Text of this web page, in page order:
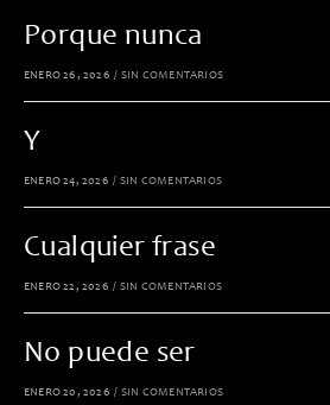
Porque nunca
ENERO 26, 2026 / SIN COMENTARIOS
Y
ENERO 24, 2026 / SIN COMENTARIOS
Cualquier frase
ENERO 22, 2026 / SIN COMENTARIOS
No puede ser
ENERO 20, 2026 / SIN COMENTARIOS